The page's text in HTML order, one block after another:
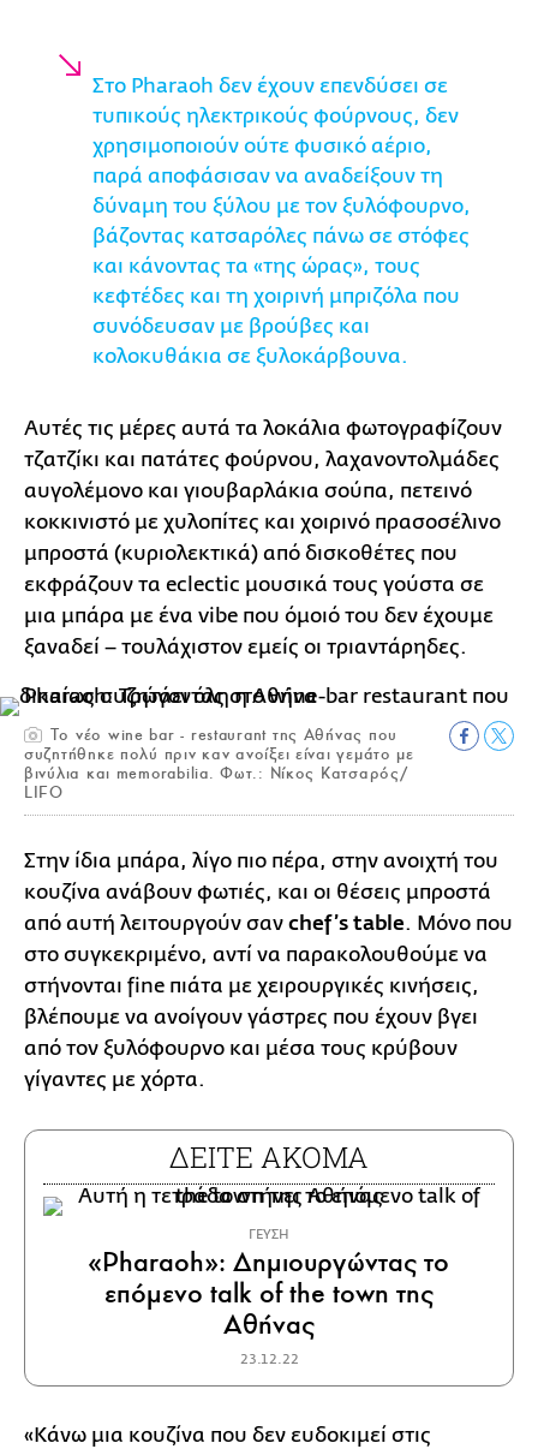
Στo Pharaoh δεν έχουν επενδύσει σε
τυπικούς ηλεκτρικούς φούρνους, δεν
χρησιμοποιούν ούτε φυσικό αέριο,
παρά αποφάσισαν να αναδείξουν τη
δύναμη του ξύλου με τον ξυλόφουρνο,
βάζοντας κατσαρόλες πάνω σε στόφες
και κάνοντας τα «της ώρας», τους
κεφτέδες και τη χοιρινή μπριζόλα που
συνόδευσαν με βρούβες και
κολοκυθάκια σε ξυλοκάρβουνα.
Αυτές τις μέρες αυτά τα λοκάλια φωτογραφίζουν
τζατζίκι και πατάτες φούρνου, λαχανοντολμάδες
αυγολέμονο και γιουβαρλάκια σούπα, πετεινό
κοκκινιστό με χυλοπίτες και χοιρινό πρασοσέλινο
μπροστά (κυριολεκτικά) από δισκοθέτες που
εκφράζουν τα eclectic μουσικά τους γούστα σε
μια μπάρα με ένα vibe που όμοιό του δεν έχουμε
ξαναδεί – τουλάχιστον εμείς οι τριαντάρηδες.
Το νέο wine bar - restaurant της Αθήνας που
συζητήθηκε πολύ πριν καν ανοίξει είναι γεμάτο με
βινύλια και memorabilia. Φωτ.: Νίκος Κατσαρός/
LIFO
Στην ίδια μπάρα, λίγο πιο πέρα, στην ανοιχτή του
κουζίνα ανάβουν φωτιές, και οι θέσεις μπροστά
από αυτή λειτουργούν σαν chef’s table. Μόνο που
στο συγκεκριμένο, αντί να παρακολουθούμε να
στήνονται fine πιάτα με χειρουργικές κινήσεις,
βλέπουμε να ανοίγουν γάστρες που έχουν βγει
από τον ξυλόφουρνο και μέσα τους κρύβουν
γίγαντες με χόρτα.
ΔΕΙΤΕ ΑΚΟΜΑ
ΓΕΥΣΗ
«Pharaoh»: Δημιουργώντας το
επόμενο talk of the town της
Αθήνας
23.12.22
«Κάνω μια κουζίνα που δεν ευδοκιμεί στις